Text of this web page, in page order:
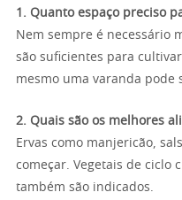
1. Quanto espaço preciso
Nem sempre é necessário
são suficientes para
mesmo uma varanda pode
2. Quais são os melhores
Ervas como manjericão,
começar. Vegetais de ciclo
também são indicados.